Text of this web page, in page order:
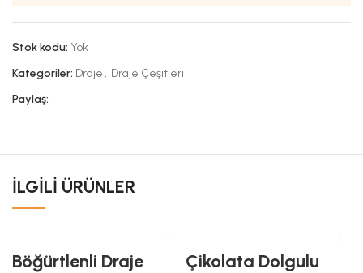
Stok kodu: Yok
Kategoriler: Draje , Draje Çeşitleri
Paylaş:
İLGILI ÜRÜNLER
Böğürtlenli Draje
Çikolata Dolgulu